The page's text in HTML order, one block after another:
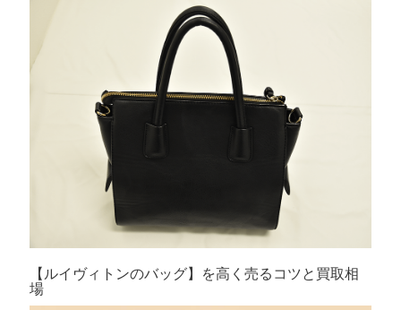
【ルイヴィトンのバッグ】を高く売るコツと買取相
場